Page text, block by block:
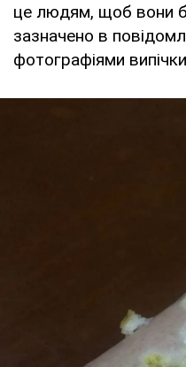
це людям, щоб вони
зазначено в
фотографіями